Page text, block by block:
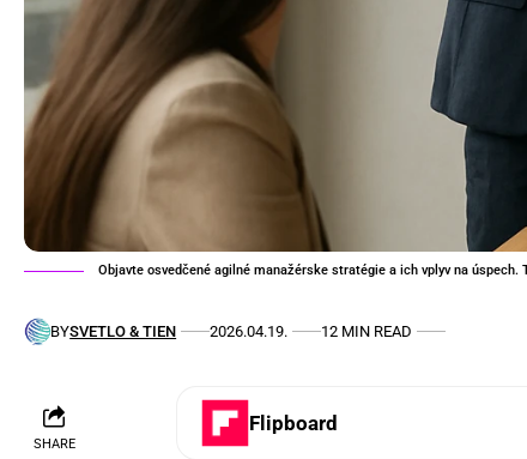
Objavte osvedčené agilné manažérske stratégie a ich vplyv na
BYSVETLO & TIEN 2026.04.19. 12 MIN READ
SHARE
Flipboard